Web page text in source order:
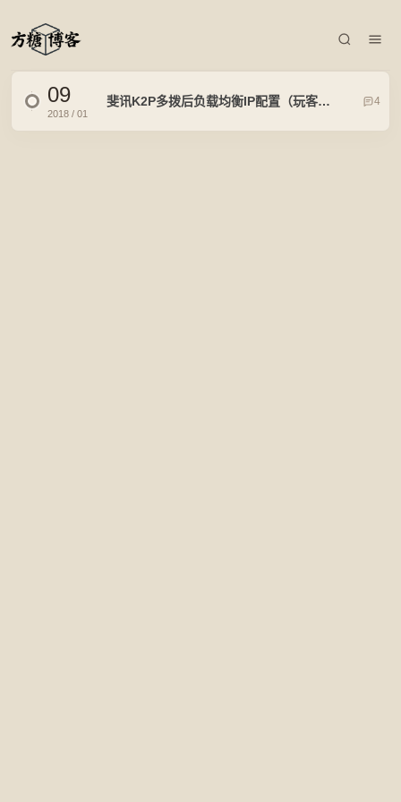
09
2018 / 01
斐讯K2P多拨后负载均衡IP配置（玩客云） 4